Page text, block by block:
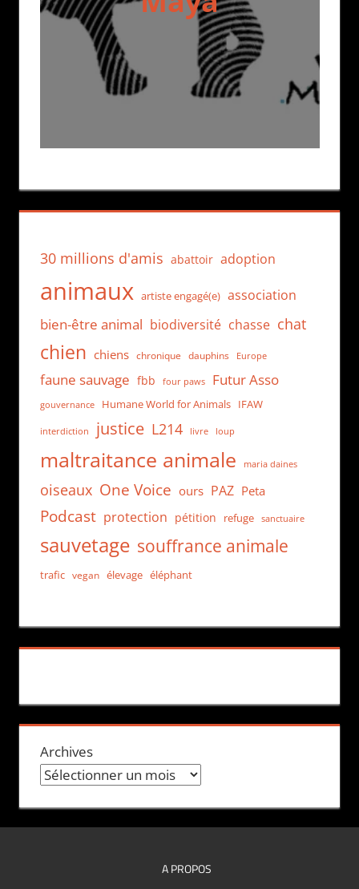
30 millions d'amis abattoir adoption
animaux artiste engagé(e) association
bien-être animal biodiversité chasse chat
chien chiens chronique dauphins Europe
faune sauvage fbb four paws Futur Asso
gouvernance Humane World for Animals IFAW
interdiction justice L214 livre loup
maltraitance animale maria daines
oiseaux One Voice ours PAZ Peta
Podcast protection pétition refuge sanctuaire
sauvetage souffrance animale
trafic vegan élevage éléphant
Archives
A PROPOS